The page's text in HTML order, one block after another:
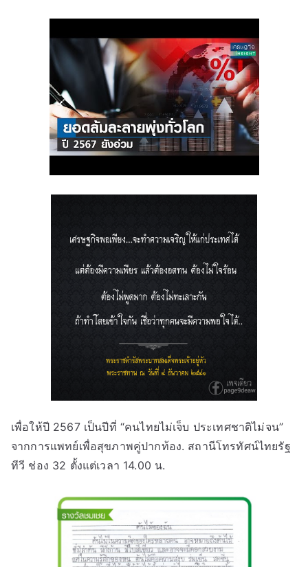
เพื่อให้ปี 2567 เป็นปีที่ “คนไทยไม่เจ็บ ประเทศชาติไม่จน”
จากการแพทย์เพื่อสุขภาพคู่ปากท้อง. สถานีโทรทัศน์ไทยรัฐ
ทีวี ช่อง 32 ตั้งแต่เวลา 14.00 น.